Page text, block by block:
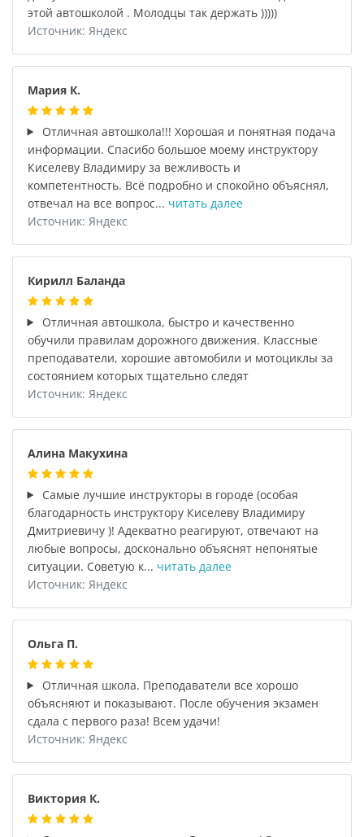
этой автошколой . Молодцы так держать )))))
Источник: Яндекс
Мария К.
Отличная автошкола!!! Хорошая и понятная подача
информации. Спасибо большое моему инструктору
Киселеву Владимиру за вежливость и
компетентность. Всё подробно и спокойно объяснял,
отвечал на все вопрос... читать далее
Источник: Яндекс
Кирилл Баланда
Отличная автошкола, быстро и качественно
обучили правилам дорожного движения. Классные
преподаватели, хорошие автомобили и мотоциклы за
состоянием которых тщательно следят
Источник: Яндекс
Алина Макухина
Самые лучшие инструкторы в городе (особая
благодарность инструктору Киселеву Владимиру
Дмитриевичу )! Адекватно реагируют, отвечают на
любые вопросы, досконально объяснят непонятые
ситуации. Советую к... читать далее
Источник: Яндекс
Ольга П.
Отличная школа. Преподаватели все хорошо
объясняют и показывают. После обучения экзамен
сдала с первого раза! Всем удачи!
Источник: Яндекс
Виктория К.